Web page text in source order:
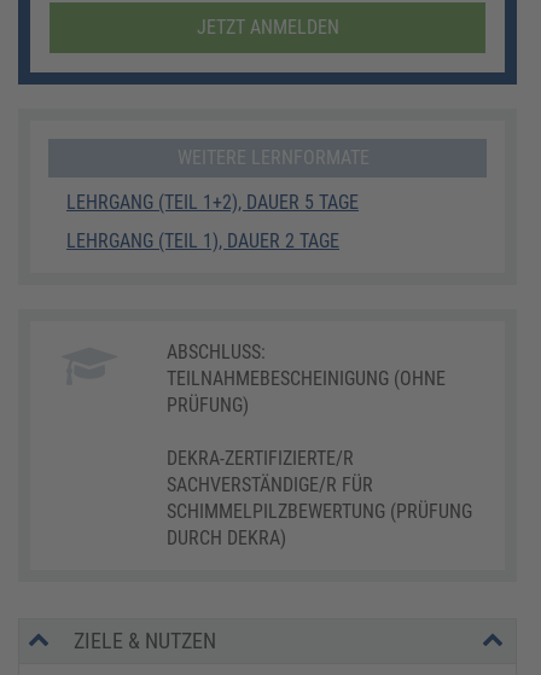
JETZT ANMELDEN
WEITERE LERNFORMATE
LEHRGANG (TEIL 1+2), DAUER 5 TAGE
LEHRGANG (TEIL 1), DAUER 2 TAGE
ABSCHLUSS:
TEILNAHMEBESCHEINIGUNG (OHNE
PRÜFUNG)
DEKRA-ZERTIFIZIERTE/R
SACHVERSTÄNDIGE/R FÜR
SCHIMMELPILZBEWERTUNG (PRÜFUNG
DURCH DEKRA)
ZIELE & NUTZEN